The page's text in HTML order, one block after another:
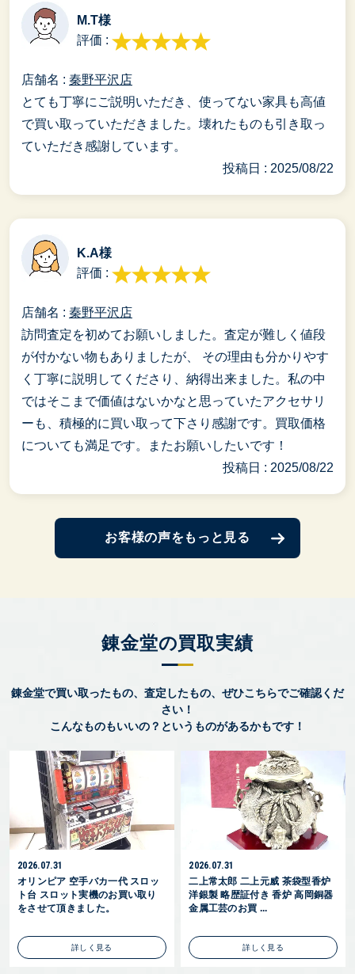
M.T様
評価 :
店舗名 : 秦野平沢店
とても丁寧にご説明いただき、使ってない家具も高値
で買い取っていただきました。壊れたものも引き取っ
ていただき感謝しています。
投稿日 : 2025/08/22
K.A様
評価 :
店舗名 : 秦野平沢店
訪問査定を初めてお願いしました。査定が難しく値段
が付かない物もありましたが、 その理由も分かりやす
く丁寧に説明してくださり、納得出来ました。私の中
ではそこまで価値はないかなと思っていたアクセサリ
ーも、積極的に買い取って下さり感謝です。買取価格
についても満足です。またお願いしたいです！
投稿日 : 2025/08/22
お客様の声をもっと見る
錬金堂の買取実績
錬金堂で買い取ったもの、査定したもの、ぜひこちらでご確認くだ
さい！
こんなものもいいの？というものがあるかもです！
2026.07.31
オリンピア 空手バカ一代 スロッ
ト台 スロット実機のお買い取り
をさせて頂きました。
詳しく見る
2026.07.31
二上常太郎 二上元威 茶袋型香炉
洋銀製 略歴証付き 香炉 高岡銅器
金属工芸のお買 ...
詳しく見る